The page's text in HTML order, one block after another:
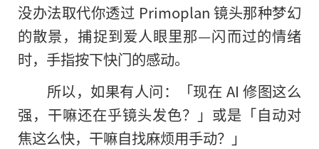
没办法取代你透过 Primoplan 镜头那种梦幻
的散景，捕捉到爱人眼里那—闪而过的情绪
时，手指按下快门的感动。
所以，如果有人问：「现在 AI 修图这么
强，干嘛还在乎镜头发色？」或是「自动对
焦这么快，干嘛自找⿇烦用手动？」